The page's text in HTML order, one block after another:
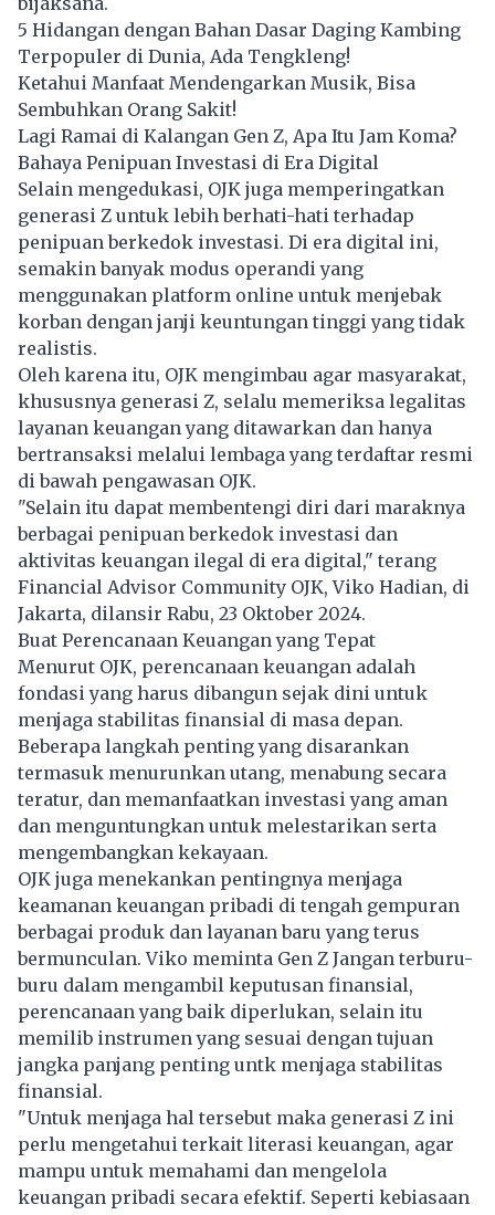
5 Hidangan dengan Bahan Dasar Daging Kambing
Terpopuler di Dunia, Ada Tengkleng!
Ketahui Manfaat Mendengarkan Musik, Bisa
Sembuhkan Orang Sakit!
Lagi Ramai di Kalangan Gen Z, Apa Itu Jam Koma?
Bahaya Penipuan Investasi di Era Digital
Selain mengedukasi, OJK juga memperingatkan
generasi Z untuk lebih berhati-hati terhadap
penipuan berkedok investasi. Di era digital ini,
semakin banyak modus operandi yang
menggunakan platform online untuk menjebak
korban dengan janji keuntungan tinggi yang tidak
realistis.
Oleh karena itu, OJK mengimbau agar masyarakat,
khususnya generasi Z, selalu memeriksa legalitas
layanan keuangan yang ditawarkan dan hanya
bertransaksi melalui lembaga yang terdaftar resmi
di bawah pengawasan OJK.
"Selain itu dapat membentengi diri dari maraknya
berbagai penipuan berkedok investasi dan
aktivitas keuangan ilegal di era digital," terang
Financial Advisor Community OJK, Viko Hadian, di
Jakarta, dilansir Rabu, 23 Oktober 2024.
Buat Perencanaan Keuangan yang Tepat
Menurut OJK, perencanaan keuangan adalah
fondasi yang harus dibangun sejak dini untuk
menjaga stabilitas finansial di masa depan.
Beberapa langkah penting yang disarankan
termasuk menurunkan utang, menabung secara
teratur, dan memanfaatkan investasi yang aman
dan menguntungkan untuk melestarikan serta
mengembangkan kekayaan.
OJK juga menekankan pentingnya menjaga
keamanan keuangan pribadi di tengah gempuran
berbagai produk dan layanan baru yang terus
bermunculan. Viko meminta Gen Z Jangan terburu-
buru dalam mengambil keputusan finansial,
perencanaan yang baik diperlukan, selain itu
memilib instrumen yang sesuai dengan tujuan
jangka panjang penting untk menjaga stabilitas
finansial.
"Untuk menjaga hal tersebut maka generasi Z ini
perlu mengetahui terkait literasi keuangan, agar
mampu untuk memahami dan mengelola
keuangan pribadi secara efektif. Seperti kebiasaan